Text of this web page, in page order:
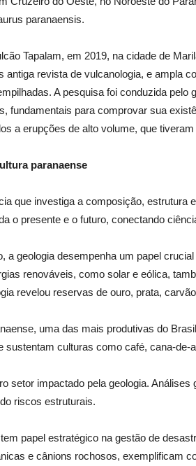
paranaensis.
Tapalam, em 2019, na cidade de
antiga revista de vulcanologia, e ampla
A pesquisa foi conduzida
fundamentais para comprovar sua
a erupções de alto volume, que
paranaense
que investiga a composição,
o presente e o futuro, conectando
a geologia desempenha um papel
renováveis, como solar e eólica,
revelou reservas de ouro, prata,
uma das mais produtivas do
sustentam culturas como café, cana-
setor impactado pela geologia.
riscos estruturais.
papel estratégico na gestão de
e cânions rochosos, exemplificam